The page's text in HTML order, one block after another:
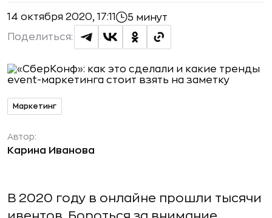
14 октября 2020, 17:11 5 минут
Поделиться:
Маркетинг
Автор:
Карина Иванова
В 2020 году в онлайне прошли тысячи